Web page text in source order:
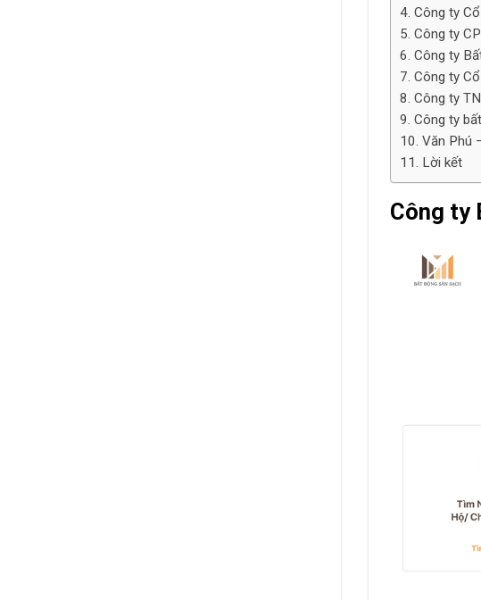
Công ty
Công ty
Công ty
Công ty
Công ty
Công ty
Văn Phú
Lời kết
Công ty